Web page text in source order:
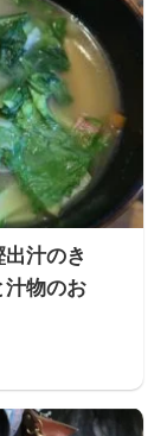
汁のき
汁物のお